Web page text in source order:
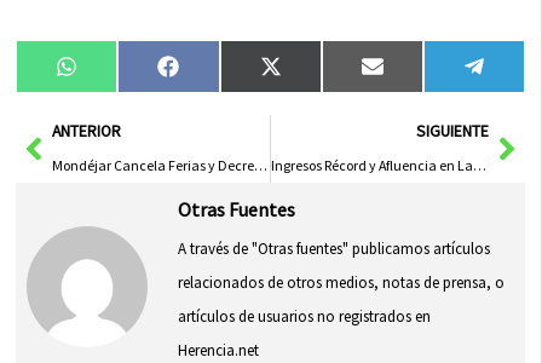
Compartir
en
WhatsAppCompartir
en
FacebookCompartir
en
X
(Twitter)
Compartir
en
Email
en
AntANTERIOR
Mondéjar Cancela Ferias y Decreta Luto Por Muerte en Suelta de Toros
SIGUIENTE
Ingresos Récord y Afluencia en La Feria de Albacete
Otras Fuentes
A través de "Otras fuentes" publicamos artículos
relacionados de otros medios, notas de prensa, o
artículos de usuarios no registrados en
Herencia.net